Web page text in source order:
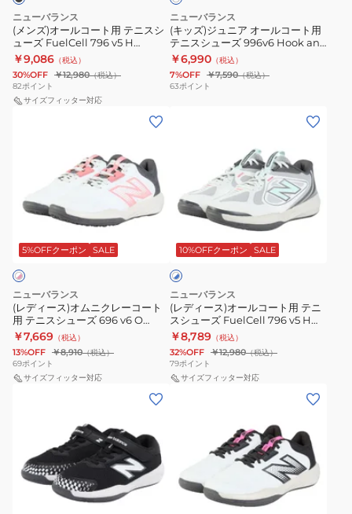
用
テ
ニ
ス
シ
ュ
ニューバランス
(メンズ)オールコート用 テニスシ
ューズ FuelCell 796 v5 H
M79620S4E
￥9,086 （税込）
30%OFF ￥12,980（税込）
82ポイント
サイズフィッター対応
ル
コ
ー
ト
用
ー
ズ
Hook
and
Loop
KCV996W6
W
ワ
イ
ト
ニューバランス
(キッズ)ジュニア オールコート用
テニスシューズ 996v6 Hook and
Loop KCV996W6 W
￥6,990 （税込）
7%OFF ￥7,590（税込）
63ポイント
オ
ニ
ク
レ
ー
コ
ー
ト
用
ュ
5%OFFクーポン SALE
ニューバランス
(レディース)オムニクレーコート
用 テニスシューズ 696 v6 O
W6963FI2E
￥7,669 （税込）
13%OFF ￥8,910（税込）
69ポイント
サイズフィッター対応
オ
ル
コ
ー
ト
用
テ
ニ
ス
FuelCell
796
10%OFFクーポン SALE
ホ
ワ
イ
ブ
ル
ー
ニューバランス
(レディース)オールコート用 テニ
スシューズ FuelCell 796 v5 H
W79676K2E
￥8,789 （税込）
32%OFF ￥12,980（税込）
79ポイント
サイズフィッター対応
ュ
オ
ホ